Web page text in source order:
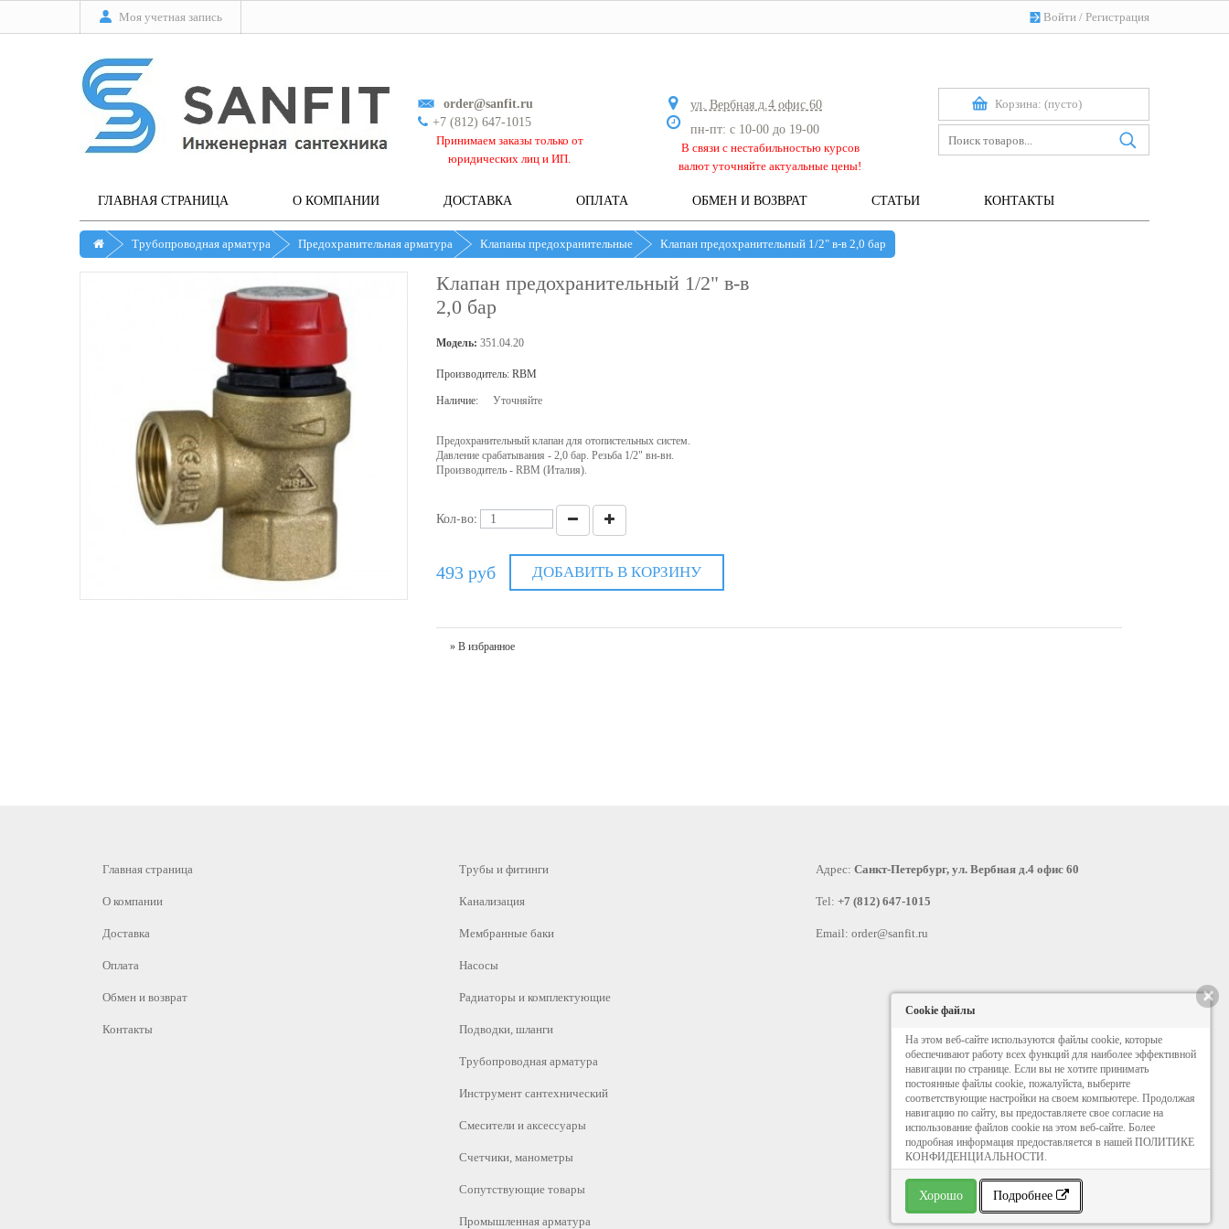
Моя учетная запись Войти / Регистрация
Корзина: (пусто)
order@sanfit.ru
+7 (812) 647-1015
Принимаем заказы только от
юридических лиц и ИП.
ул. Вербная д.4 офис 60
пн-пт: с 10-00 до 19-00
В связи с нестабильностью курсов
валют уточняйте актуальные цены!
ГЛАВНАЯ СТРАНИЦА О КОМПАНИИ ДОСТАВКА ОПЛАТА ОБМЕН И ВОЗВРАТ СТАТЬИ КОНТАКТЫ
Трубопроводная арматура Предохранительная арматура Клапаны предохранительные Клапан предохранительный 1/2" в-в 2,0 бар
Клапан предохранительный 1/2" в-в
2,0 бар
Модель: 351.04.20
Производитель: RBM
Наличие: Уточняйте
Предохранительный клапан для отопистельных систем.
Давление срабатывания - 2,0 бар. Резьба 1/2" вн-вн.
Производитель - RBM (Италия).
Кол-во:
493 руб ДОБАВИТЬ В КОРЗИНУ
» В избранное
Главная страница
О компании
Доставка
Оплата
Обмен и возврат
Контакты
Трубы и фитинги
Канализация
Мембранные баки
Насосы
Радиаторы и комплектующие
Подводки, шланги
Трубопроводная арматура
Инструмент сантехнический
Смесители и аксессуары
Счетчики, манометры
Сопутствующие товары
Промышленная арматура
Адрес: Санкт-Петербург, ул. Вербная д.4 офис 60
Tel: +7 (812) 647-1015
Email: order@sanfit.ru
×
Cookie файлы
На этом веб-сайте используются файлы cookie, которые
обеспечивают работу всех функций для наиболее эффективной
навигации по странице. Если вы не хотите принимать
постоянные файлы cookie, пожалуйста, выберите
соответствующие настройки на своем компьютере. Продолжая
навигацию по сайту, вы предоставляете свое согласие на
использование файлов cookie на этом веб-сайте. Более
подробная информация предоставляется в нашей ПОЛИТИКЕ
КОНФИДЕНЦИАЛЬНОСТИ.
Хорошо Подробнее